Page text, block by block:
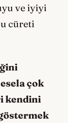
ve iyiyi
cüreti
çok
kendini